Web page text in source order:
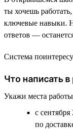
ты хочешь
ключевые навыки.
ответов —
Система
Что написать
Укажи места
с
по